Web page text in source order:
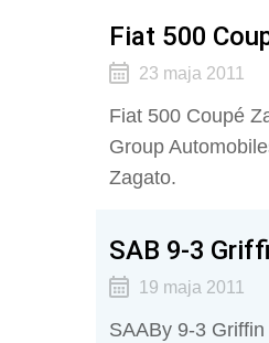
Fiat 500
23 maja 2011
Fiat 500 Coupé
Group
Zagato.
SAB 9-3
19 maja 2011
SAABy 9-3